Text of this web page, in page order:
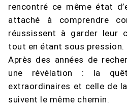
rencontré ce même état
attaché à comprendre
réussissent à garder leur
tout en étant sous pression.
Après des années de
une révélation : la
extraordinaires et celle de
suivent le même chemin.